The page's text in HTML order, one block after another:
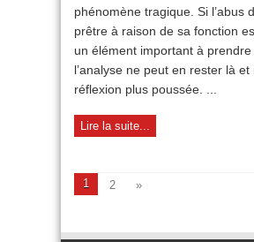
phénomène tragique. Si l’abus
prêtre à raison de sa fonction
un élément important à prendre
l’analyse ne peut en rester là
réflexion plus poussée. ...
Lire la suite...
1 2 »